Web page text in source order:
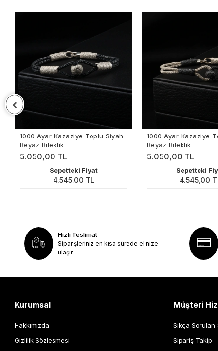
Kazaziye Toplu Siyah
Bileklik
TL
Sepetteki Fiyat
4.545,00 TL
1000 Ayar Kazaziye Toplu Siyah
Beyaz Bileklik
5.050,00 TL
Sepetteki Fiyat
4.545,00 TL
Hızlı Teslimat
Siparişleriniz en kısa sürede elinize
ulaşır.
Kurumsal
Hakkımızda
Gizlilik Sözleşmesi
Müşteri
Sıkça Sorulan
Sipariş Takip